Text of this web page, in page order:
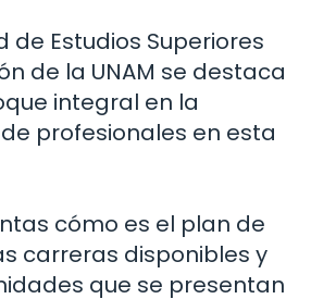
de Estudios Superiores
de la UNAM se destaca
integral en la
profesionales en esta
cómo es el plan de
carreras disponibles y
que se presentan